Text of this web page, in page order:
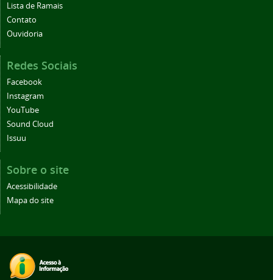
Lista de Ramais
Contato
Ouvidoria
Redes Sociais
Facebook
Instagram
YouTube
Sound Cloud
Issuu
Sobre o site
Acessibilidade
Mapa do site